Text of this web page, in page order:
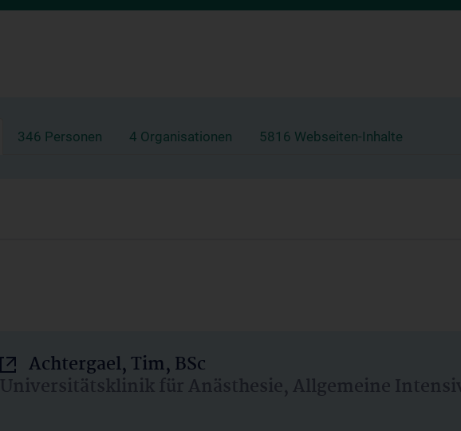
346 Personen 4 Organisationen 5816 Webseiten-Inhalte
Achtergael, Tim, BSc
Universitätsklinik für Anästhesie, Allgemeine